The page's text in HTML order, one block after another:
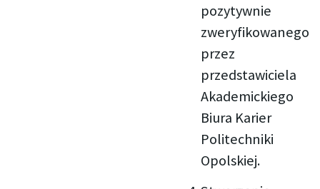
pozytywnie
zweryfikowanego
przez
przedstawiciela
Akademickiego
Biura Karier
Politechniki
Opolskiej.